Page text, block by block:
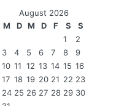
August 2026
M
D M D F S
S
1
2
3
4 5 6 7 8
9
10 11 12 13 14 15 16
17 18 19 20 21 22 23
24 25 26 27 28 29 30